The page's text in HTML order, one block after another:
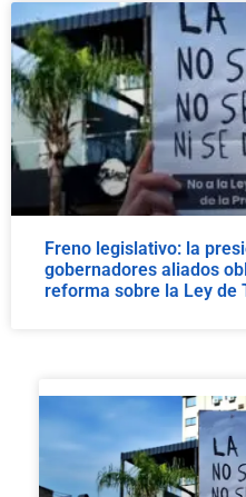
Freno legislativo: la
gobernadores aliados
reforma sobre la Ley de